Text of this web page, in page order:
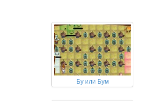
Бу или Бум